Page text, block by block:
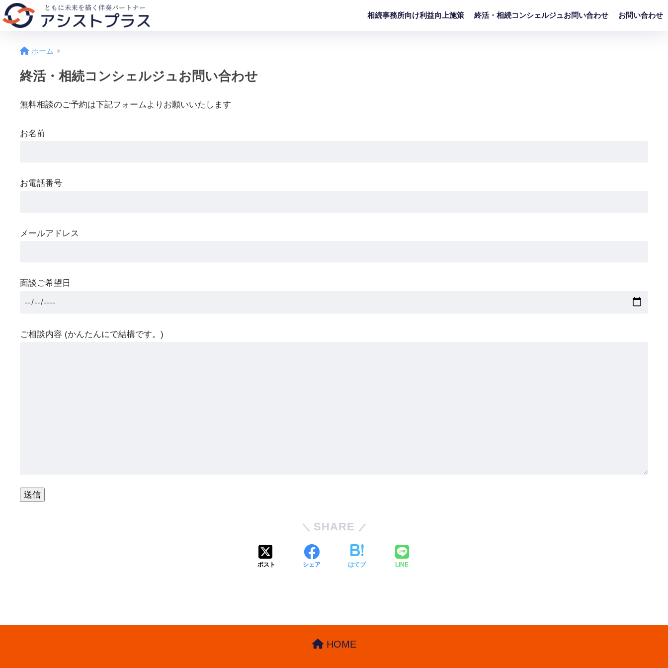
相続事務所向け利益向上施策 終活・相続コンシェルジュお問い合わせ お問い合わせ
ホーム
終活・相続コンシェルジュお問い合わせ
無料相談のご予約は下記フォームよりお願いいたします
お名前
お電話番号
メールアドレス
面談ご希望日
ご相談内容 (かんたんにで結構です。)
SHARE
ポスト シェア はてブ LINE
HOME